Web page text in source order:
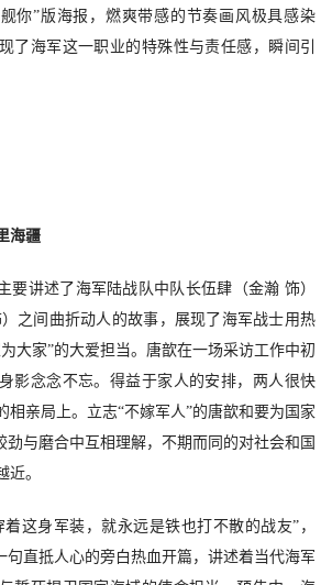
你”版海报，燃爽带感的节奏画风极具感染
了海军这一职业的特殊性与责任感，瞬间引
海疆
要讲述了海军陆战队中队长伍肆（金瀚 饰）
之间曲折动人的故事，展现了海军战士用热
大家”的大爱担当。唐歆在一场采访工作中初
影念念不忘。得益于家人的安排，两人很快
相亲局上。立志“不嫁军人”的唐歆和要为国家
劲与磨合中互相理解，不期而同的对社会和国
近。
这身军装，就永远是铁也打不散的战友”，
句直抵人心的旁白热血开篇，讲述着当代海军